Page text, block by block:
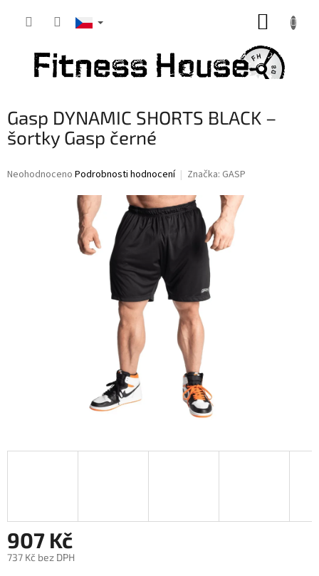
Gasp DYNAMIC SHORTS BLACK –
šortky Gasp černé
Průměrné
Neohodnoceno Podrobnosti hodnocení Značka: GASP
907 Kč
737 Kč bez DPH